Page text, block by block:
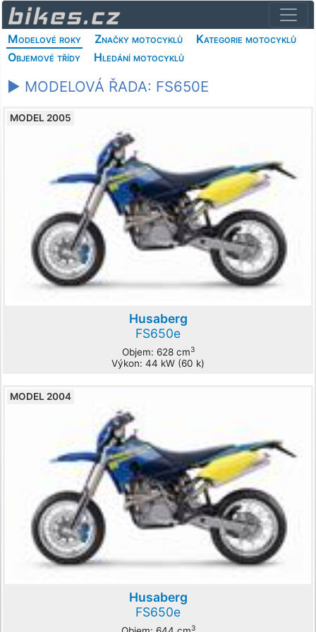
Modelové roky Značky motocyklů
Kategorie motocyklů
Objemové třídy
Hledání motocyklů
► MODELOVÁ ŘADA: FS650E
MODEL 2005
Husaberg
FS650e
Objem: 628 cm3
Výkon: 44 kW (60 k)
MODEL 2004
Husaberg
FS650e
3